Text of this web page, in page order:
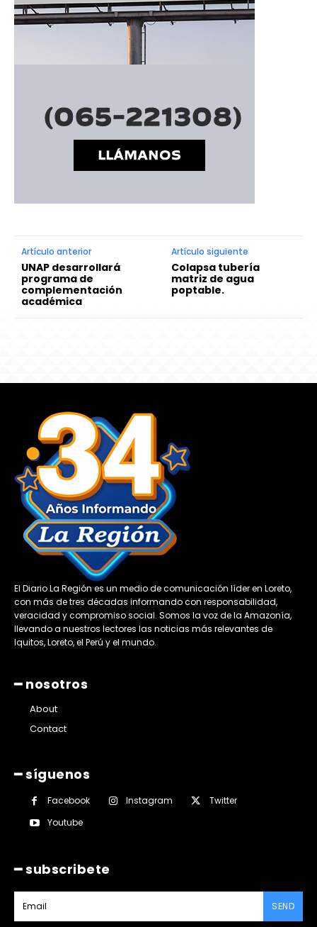
Artículo anterior
UNAP desarrollará
programa de
complementación
académica
Artículo siguiente
Colapsa tubería
matriz de agua
poptable.
El Diario La Región es un medio de comunicación líder en Loreto,
con más de tres décadas informando con responsabilidad,
veracidad y compromiso social. Somos la voz de la Amazonía,
llevando a nuestros lectores las noticias más relevantes de
Iquitos, Loreto, el Perú y el mundo.
━ nosotros
About
Contact
━ síguenos
Facebook Instagram
Twitter
Youtube
━ subscribete
SEND